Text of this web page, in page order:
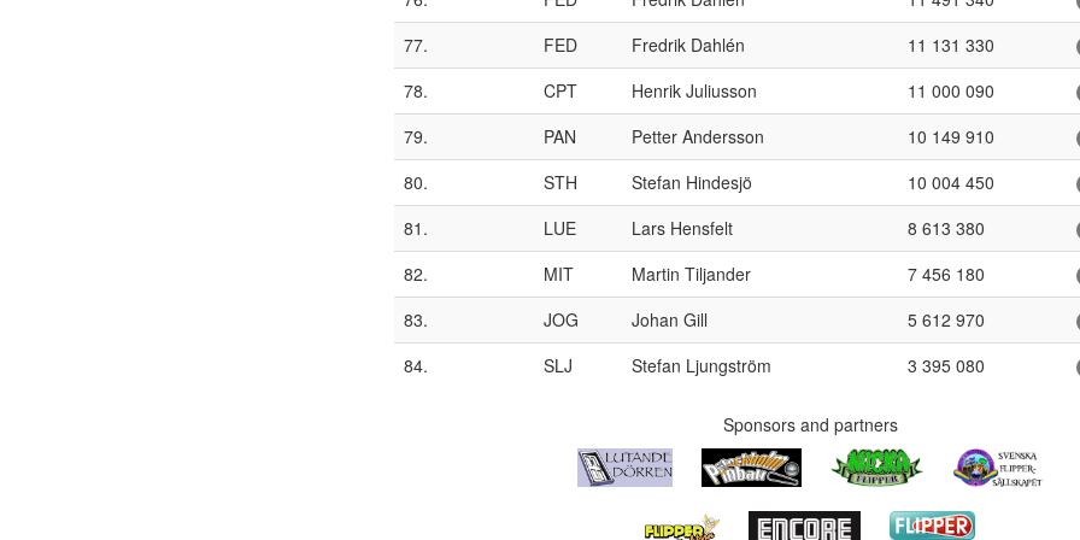
77. FED Fredrik Dahlén 11 131 330
78. CPT Henrik Juliusson 11 000 090
79. PAN Petter Andersson 10 149 910
80. STH Stefan Hindesjö 10 004 450
81. LUE Lars Hensfelt 8 613 380
82. MIT Martin Tiljander 7 456 180
83. JOG Johan Gill 5 612 970
84. SLJ Stefan Ljungström 3 395 080
Sponsors and partners